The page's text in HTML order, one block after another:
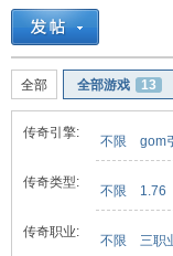
»
全部 全部游戏 13
传奇引擎:
不限 gom
传奇类型:
不限 1.76
传奇职业:
不限 三职